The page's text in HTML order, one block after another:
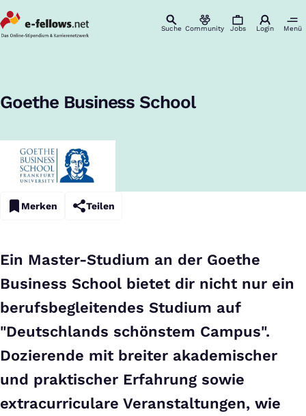
Suche Community Jobs Login Menü
Goethe Business School
Merken Teilen
Ein Master-Studium an der Goethe
Business School bietet dir nicht nur ein
berufsbegleitendes Studium auf
"Deutschlands schönstem Campus".
Dozierende mit breiter akademischer
und praktischer Erfahrung sowie
extracurriculare Veranstaltungen, wie